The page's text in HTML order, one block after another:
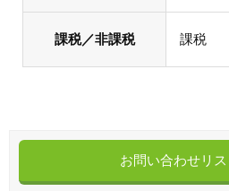
課税／非課税 課税
お問い合わせリ